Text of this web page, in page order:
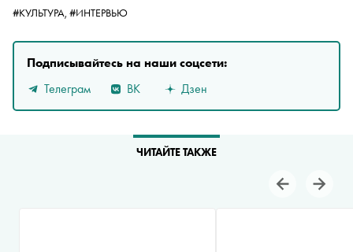
#КУЛЬТУРА, #ИНТЕРВЬЮ
Подписывайтесь на наши соцсети:
Телеграм
ВК Дзен
ЧИТАЙТЕ ТАКЖЕ